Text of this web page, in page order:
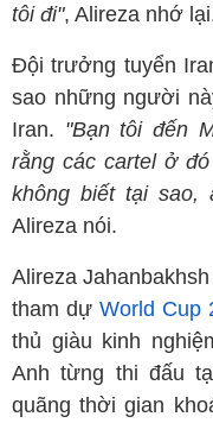
tôi đi", Alireza nhớ
Đội trưởng tuyển
sao những người
Iran. "Bạn tôi đến
rằng các cartel ở
không biết tại sao,
Alireza nói.
Alireza
tham dựWorld Cup
thủ giàu kinh
Anh từng thi đấu
quãng thời gian